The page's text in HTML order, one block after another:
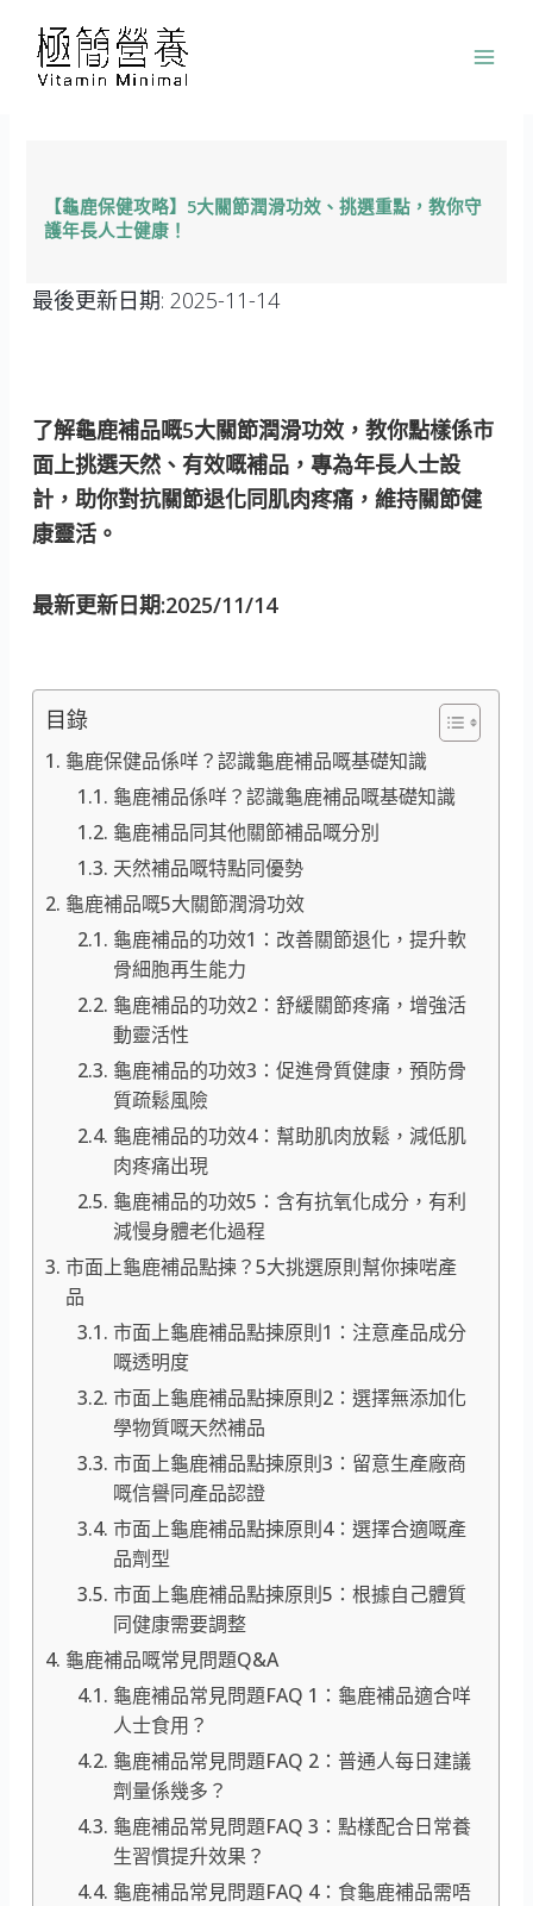
【龜鹿保健攻略】5大關節潤滑功效、挑選重點，教你守
護年長人士健康！
最後更新日期: 2025-11-14
了解龜鹿補品嘅5大關節潤滑功效，教你點樣係市
面上挑選天然、有效嘅補品，專為年長人士設
計，助你對抗關節退化同肌肉疼痛，維持關節健
康靈活。
最新更新日期:2025/11/14
目錄
龜鹿保健品係咩？認識龜鹿補品嘅基礎知識
龜鹿補品係咩？認識龜鹿補品嘅基礎知識
龜鹿補品同其他關節補品嘅分別
天然補品嘅特點同優勢
龜鹿補品嘅5大關節潤滑功效
龜鹿補品的功效1：改善關節退化，提升軟
骨細胞再生能力
龜鹿補品的功效2：舒緩關節疼痛，增強活
動靈活性
龜鹿補品的功效3：促進骨質健康，預防骨
質疏鬆風險
龜鹿補品的功效4：幫助肌肉放鬆，減低肌
肉疼痛出現
龜鹿補品的功效5：含有抗氧化成分，有利
減慢身體老化過程
市面上龜鹿補品點揀？5大挑選原則幫你揀啱產
品
市面上龜鹿補品點揀原則1：注意產品成分
嘅透明度
市面上龜鹿補品點揀原則2：選擇無添加化
學物質嘅天然補品
市面上龜鹿補品點揀原則3：留意生產廠商
嘅信譽同產品認證
市面上龜鹿補品點揀原則4：選擇合適嘅產
品劑型
市面上龜鹿補品點揀原則5：根據自己體質
同健康需要調整
龜鹿補品嘅常見問題Q&A
龜鹿補品常見問題FAQ 1：龜鹿補品適合咩
人士食用？
龜鹿補品常見問題FAQ 2：普通人每日建議
劑量係幾多？
龜鹿補品常見問題FAQ 3：點樣配合日常養
生習慣提升效果？
龜鹿補品常見問題FAQ 4：食龜鹿補品需唔